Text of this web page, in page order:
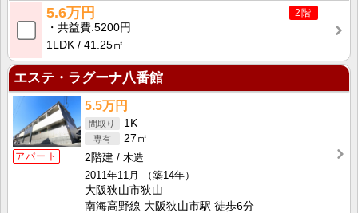
2階
5.6万円
共益費 5200円
1LDK
41.25㎡
エステ・ラグーナ八番館
アパート
5.5万円
1K
27㎡
2階建
木造
2011年11月
（築14年）
大阪狭山市狭山
南海高野線 大阪狭山市駅 徒歩6分